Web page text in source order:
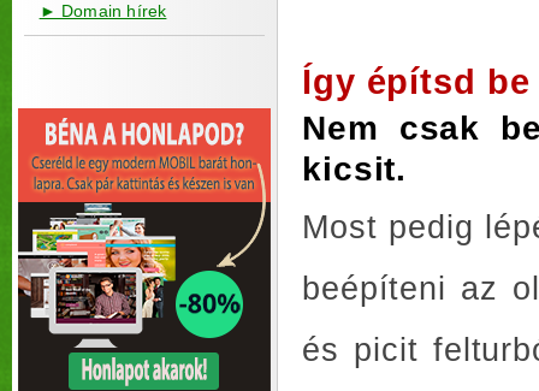
► Domain hírek
Így építsd
Nem csak
kicsit.
Most pedig
beépíteni az
és picit